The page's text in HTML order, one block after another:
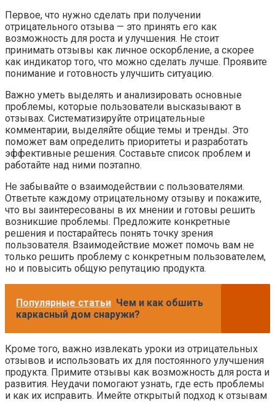
Первое, что нужно сделать при получении
отрицательного отзыва — это принять его как
возможность для роста и улучшения. Не стоит
принимать отзывы как личное оскорбление, а скорее
как индикатор того, что можно сделать лучше. Проявите
понимание и готовность улучшить ситуацию.
Важно уметь выделять и анализировать основные
проблемы, которые пользователи высказывают в
отзывах. Систематизируйте отрицательные
комментарии, выделяйте общие темы и тренды. Это
поможет вам определить приоритеты и разработать
эффективные решения. Составьте список проблем и
работайте над ними поэтапно.
Не забывайте о взаимодействии с пользователями.
Ответьте каждому отрицательному отзыву и покажите,
что вы заинтересованы в их мнении и готовы решить
возникшие проблемы. Предложите конкретные
решения и постарайтесь понять точку зрения
пользователя. Взаимодействие может помочь вам не
только решить проблему с конкретным пользователем,
но и повысить общую репутацию продукта.
Популярные статьи Чем и как обшить
каркасный дом снаружи?
Кроме того, важно извлекать уроки из отрицательных
отзывов и использовать их для постоянного улучшения
продукта. Примите отзывы как возможность для роста и
развития. Неудачи помогают узнать, где есть проблемы
и как их исправить. Имейте открытый подход к отзывам